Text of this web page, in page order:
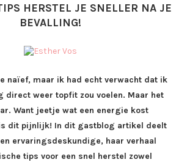
HERSTEL JE SNELLER NA JE
BEVALLING!
naïef, maar ik had echt verwacht dat ik
direct weer topfit zou voelen. Maar het
Want jeetje wat een energie kost
dit pijnlijk! In dit gastblog artikel deelt
ervaringsdeskundige, haar verhaal
tips voor een snel herstel zowel